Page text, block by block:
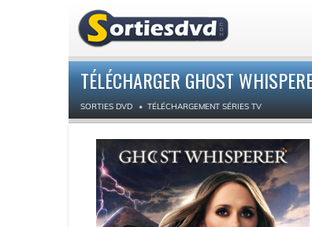
TÉLÉCHARGER GHOST
SORTIES DVD TÉLÉCHARGEMENT SÉRIES TV